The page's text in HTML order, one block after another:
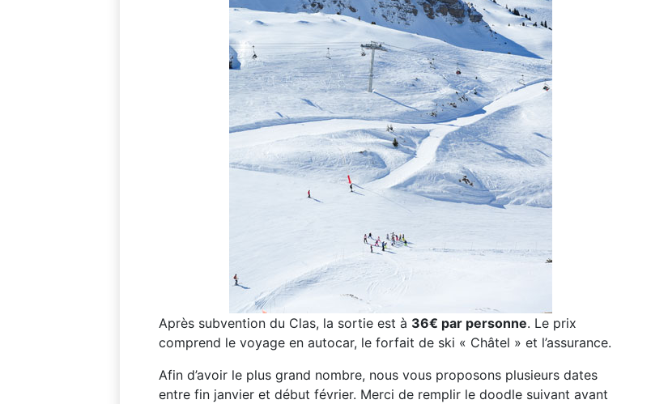
Après subvention du Clas, la sortie est à 36€ par personne. Le prix
comprend le voyage en autocar, le forfait de ski « Châtel » et l’assurance.
Afin d’avoir le plus grand nombre, nous vous proposons plusieurs dates
entre fin janvier et début février. Merci de remplir le doodle suivant avant